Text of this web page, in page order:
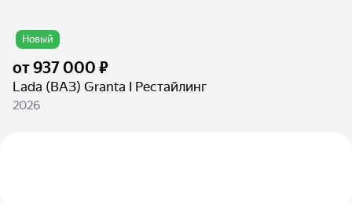
Новый
от937 000 ₽
Lada (ВАЗ) Granta I Рестайлинг
2026